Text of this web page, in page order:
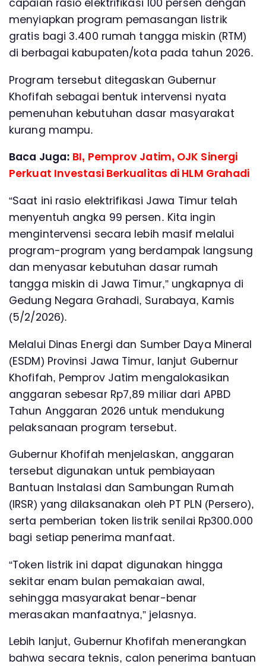
capaian rasio elektrifikasi 100 persen dengan
menyiapkan program pemasangan listrik
gratis bagi 3.400 rumah tangga miskin (RTM)
di berbagai kabupaten/kota pada tahun 2026.
Program tersebut ditegaskan Gubernur
Khofifah sebagai bentuk intervensi nyata
pemenuhan kebutuhan dasar masyarakat
kurang mampu.
Baca Juga: BI, Pemprov Jatim, OJK Sinergi
Perkuat Investasi Berkualitas di HLM Grahadi
“Saat ini rasio elektrifikasi Jawa Timur telah
menyentuh angka 99 persen. Kita ingin
mengintervensi secara lebih masif melalui
program-program yang berdampak langsung
dan menyasar kebutuhan dasar rumah
tangga miskin di Jawa Timur,” ungkapnya di
Gedung Negara Grahadi, Surabaya, Kamis
(5/2/2026).
Melalui Dinas Energi dan Sumber Daya Mineral
(ESDM) Provinsi Jawa Timur, lanjut Gubernur
Khofifah, Pemprov Jatim mengalokasikan
anggaran sebesar Rp7,89 miliar dari APBD
Tahun Anggaran 2026 untuk mendukung
pelaksanaan program tersebut.
Gubernur Khofifah menjelaskan, anggaran
tersebut digunakan untuk pembiayaan
Bantuan Instalasi dan Sambungan Rumah
(IRSR) yang dilaksanakan oleh PT PLN (Persero),
serta pemberian token listrik senilai Rp300.000
bagi setiap penerima manfaat.
“Token listrik ini dapat digunakan hingga
sekitar enam bulan pemakaian awal,
sehingga masyarakat benar-benar
merasakan manfaatnya,” jelasnya.
Lebih lanjut, Gubernur Khofifah menerangkan
bahwa secara teknis, calon penerima bantuan